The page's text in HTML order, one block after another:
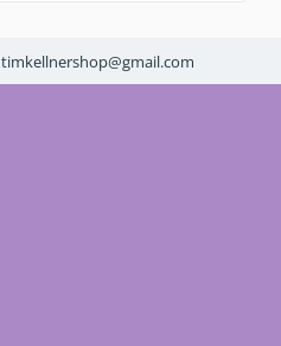
timkellnershop@gmail.com